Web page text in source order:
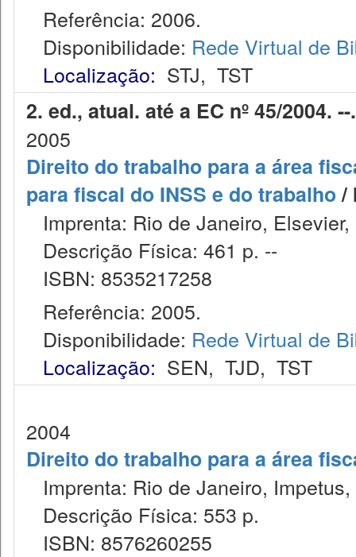
Referência: 2006.
Disponibilidade: Rede Virtual de
Localização: STJ, TST
2. ed., atual. até a EC nº 45/2004.
2005
Direito do trabalho para a área
para fiscal do INSS e do trabalho/
Imprenta: Rio de Janeiro,
Descrição Física: 461 p. --
ISBN: 8535217258
Referência: 2005.
Disponibilidade: Rede Virtual de
Localização: SEN, TJD, TST
2004
Direito do trabalho para a área
Imprenta: Rio de Janeiro,
Descrição Física: 553 p.
ISBN: 8576260255